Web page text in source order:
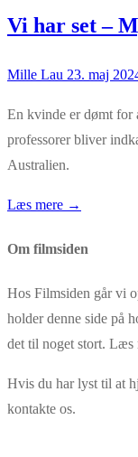
Vi har set –
Mille Lau 23. maj
En kvinde er dømt for
professorer bliver
Australien.
Læs mere →
Om filmsiden
Hos Filmsiden går vi
holder denne side på
det til noget stort. Læs
Hvis du har lyst til at
kontakte os.